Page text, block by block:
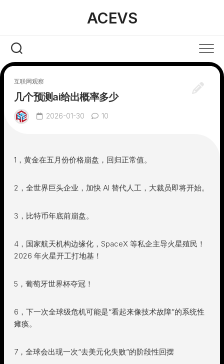
ACEVS
互联网观察
几个预测ai给出概率多少
2026-01-30 10
1，黄金在五月份价格崩盘，回归正常值。
2，全世界巨头企业，加快 AI 替代人工，大裁员即将开始。
3，比特币年底前崩盘。
4，国家航天机构边缘化，SpaceX 等私企主导火星殖民！
2026 年火星开工打地基！
5，葡萄牙世界杯夺冠！
6，下一次全球级危机可能是“看起来像技术故障”的系统性
瘫痪。
7，全球会出现一次“去美元化失败”的阶段性回摆